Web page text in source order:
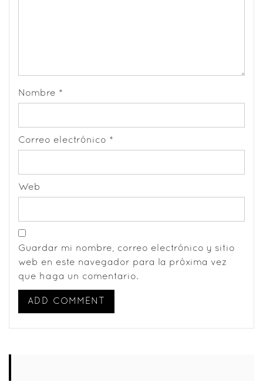
Nombre *
Correo electrónico *
Web
Guardar mi nombre, correo electrónico y sitio
web en este navegador para la próxima vez
que haga un comentario.